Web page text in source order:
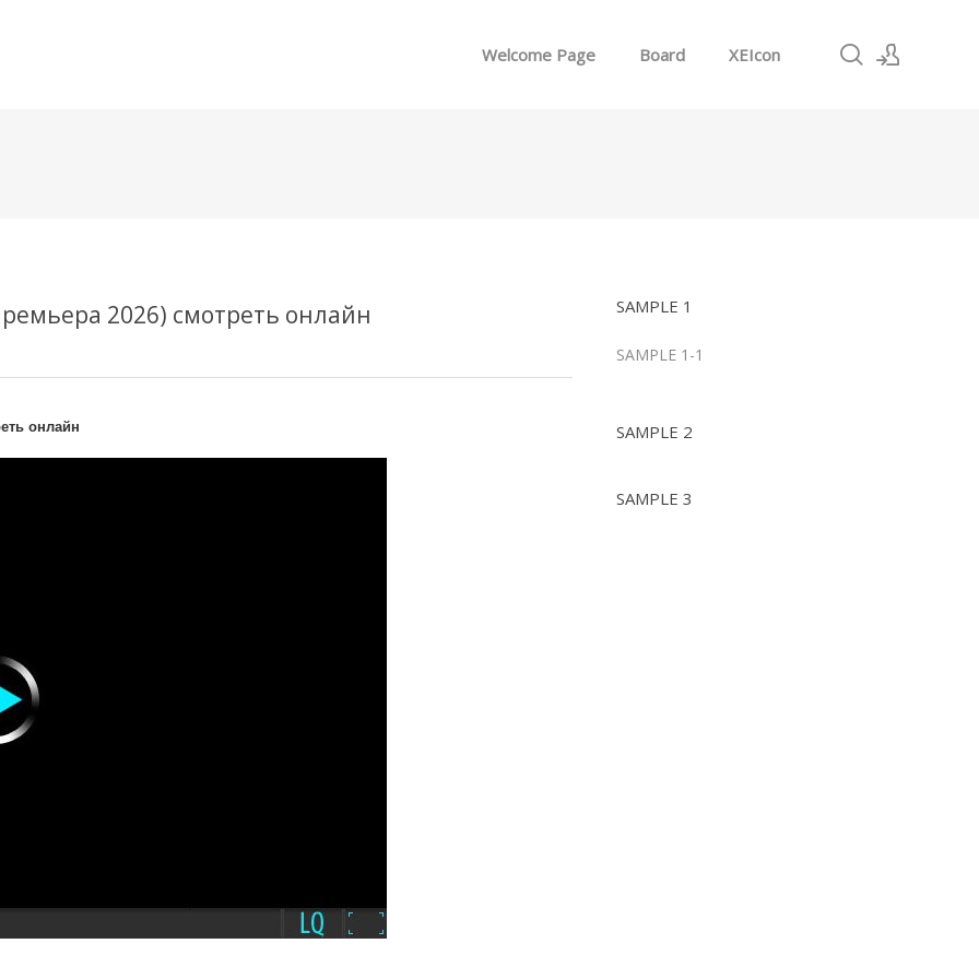
Welcome Page Board XEIcon
SAMPLE 1
SAMPLE 1-1
SAMPLE 2
SAMPLE 3
2026) смотреть онлайн
онлайн